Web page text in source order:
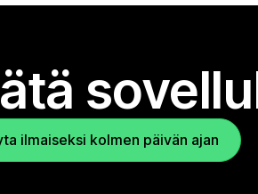
ilmaiseksi kolmen päivän ajan